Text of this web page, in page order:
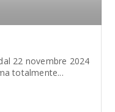
22 novembre 2024
totalmente...